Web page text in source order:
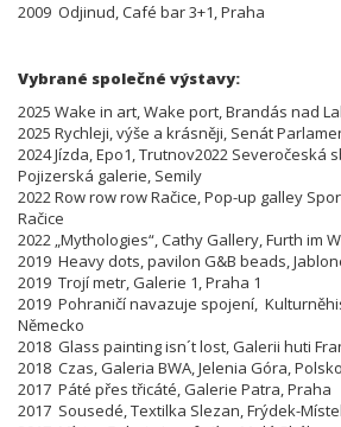
2009 Odjinud, Café bar 3+1, Praha
Vybrané společné výstavy:
2025 Wake in art, Wake port, Brandás nad
2025 Rychleji, výše a krásněji, Senát
2024 Jízda, Epo1, Trutnov2022 Severočeská
Pojizerská galerie, Semily
2022 Row row row Račice, Pop-up galley
Račice
2022 „Mythologies“, Cathy Gallery, Furth im
2019 Heavy dots, pavilon G&B beads,
2019 Trojí metr, Galerie 1, Praha 1
2019 Pohraničí navazuje spojení,
Německo
2018 Glass painting isn´t lost, Galerii huti
2018 Czas, Galeria BWA, Jelenia Góra, Polsko
2017 Páté přes třicáté, Galerie Patra, Praha
2017 Sousedé, Textilka Slezan, Frýdek-